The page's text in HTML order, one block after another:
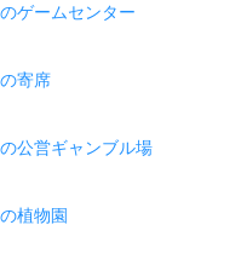
ゲームセンター
寄席
公営ギャンブル場
植物園